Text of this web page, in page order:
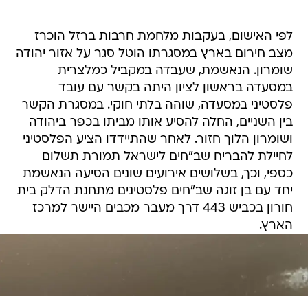
לפי האישום, בעקבות מלחמת חרבות ברזל הוכרז
מצב חירום בארץ במסגרתו הוטל סגר על אזור יהודה
שומרון. הנאשמת, שעבדה במקביל כמלצרית
במסעדה בראשון לציון היתה בקשר עם עובד
פלסטיני במסעדה, שוהה בלתי חוקי. במסגרת הקשר
בין השניים, החלה להסיע אותו מביתו בכפר ביהודה
ושומרון הלוך חזור. לאחר שהתיידדו הציע הפלסטיני
לחיילת להבריח שב"חים לישראל תמורת תשלום
כספי, וכך, בשלושים אירועים שונים הסיעה הנאשמת
יחד עם בן זוגה שב"חים פלסטינים מתחנת הדלק בית
חורון בכביש 443 דרך מעבר מכבים היישר למרכז
הארץ.